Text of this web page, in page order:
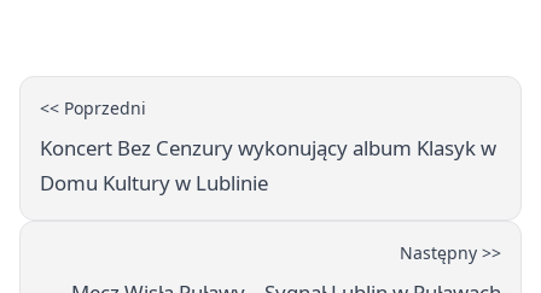
<< Poprzedni
Koncert Bez Cenzury wykonujący album Klasyk w
Domu Kultury w Lublinie
Następny >>